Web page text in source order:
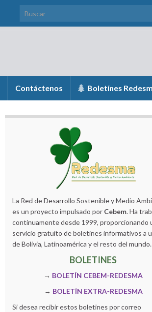
Search for:
Contáctenos Boletínes
La Red de Desarrollo Sostenible y Medio
es un proyecto impulsado por Cebem. Ha
continuamente desde 1999, proporcionando
servicio gratuito de boletines informativos a
de Bolivia, Latinoamérica y el resto del mundo.
BOLETINES
→ BOLETÍN CEBEM-REDESMA
→ BOLETÍN EXTRA-REDESMA
Si desea recibir estos boletines por correo